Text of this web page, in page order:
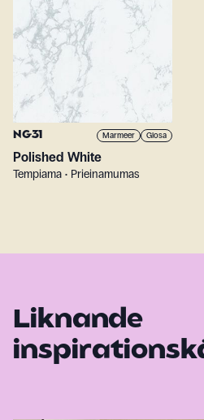
NG31 Marmeer Glosa
Polished White
Tempiama • Prieinamumas
Liknande